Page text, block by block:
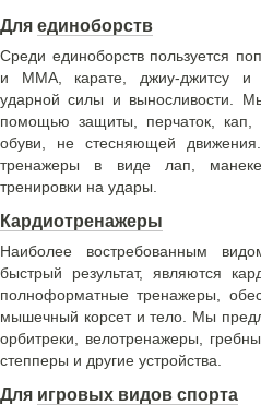
Для единоборств
Среди единоборств пользуется
и ММА, карате, джиу-джитсу и
ударной силы и выносливости.
помощью защиты, перчаток, кап,
обуви, не стесняющей
тренажеры в виде лап,
тренировки на удары.
Кардиотренажеры
Наиболее востребованным
быстрый результат, являются
полноформатные тренажеры,
мышечный корсет и тело. Мы
орбитреки, велотренажеры,
степперы и другие устройства.
Для игровых видов спорта